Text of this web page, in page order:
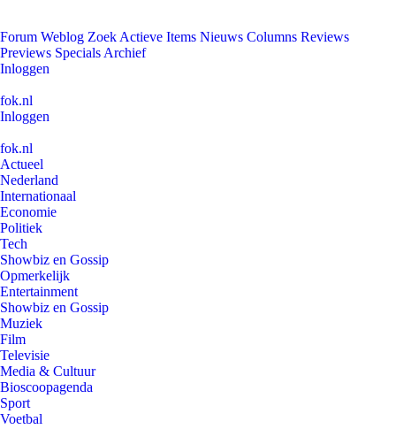
Forum Weblog Zoek Actieve Items Nieuws Columns Reviews
Previews Specials Archief
Inloggen
fok.nl
Inloggen
fok.nl
Actueel
Nederland
Internationaal
Economie
Politiek
Tech
Showbiz en Gossip
Opmerkelijk
Entertainment
Showbiz en Gossip
Muziek
Film
Televisie
Media & Cultuur
Bioscoopagenda
Sport
Voetbal